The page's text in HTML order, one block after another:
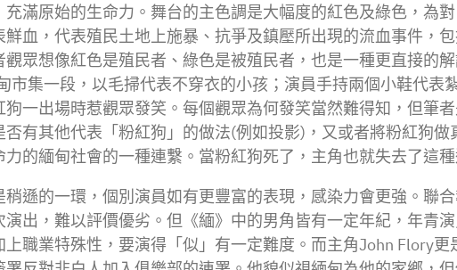
滿原始的生命力。舞台的主色調是大幅度的紅色及綠色，為
血，代表殖民土地上施暴、抗爭及鎮壓所出現的流血事件，
眾想像紅色是殖民者、綠色是被殖民者，也是一種更直接的
集一段，以毛掃代表不穿衣的小孩；演員手持兩個小鞋代表
一出場時惹觀眾發笑。每個觀眾為何發笑當然難得知，但筆
有其他代表「粉紅狗」的做法(例如投影)，又或者將粉紅狗
的緬甸社會的一種連繫。當粉紅狗死了，主角也就失去了這
遜的一環，個別演員如有更豐富的表現，感染力會更強。聯
出，難以評價優劣。但《緬》中的男角皆有一定年紀，年青
職業特殊性，要演得「似」有一定難度。而主角John Flory